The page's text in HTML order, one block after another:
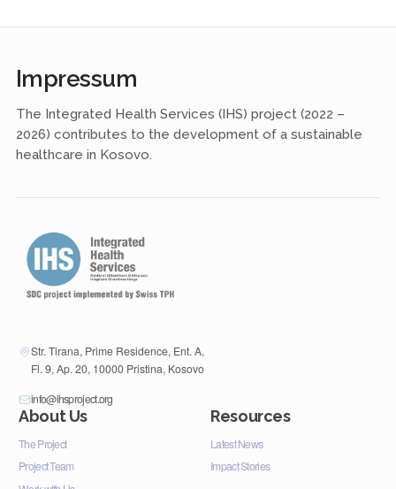
Impressum
The Integrated Health Services (IHS) project (2022 –
2026) contributes to the development of a sustainable
healthcare in Kosovo.
Str. Tirana, Prime Residence, Ent. A,
Fl. 9, Ap. 20, 10000 Pristina, Kosovo
info@ihsproject.org
About Us
The Project
Project Team
Resources
Latest News
Impact Stories